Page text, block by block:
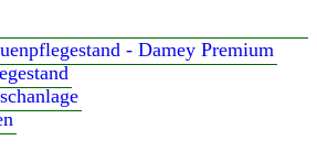
- Damey Premium